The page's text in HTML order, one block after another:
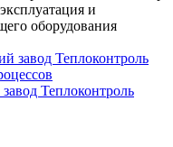
и
оборудования
Теплоконтроль